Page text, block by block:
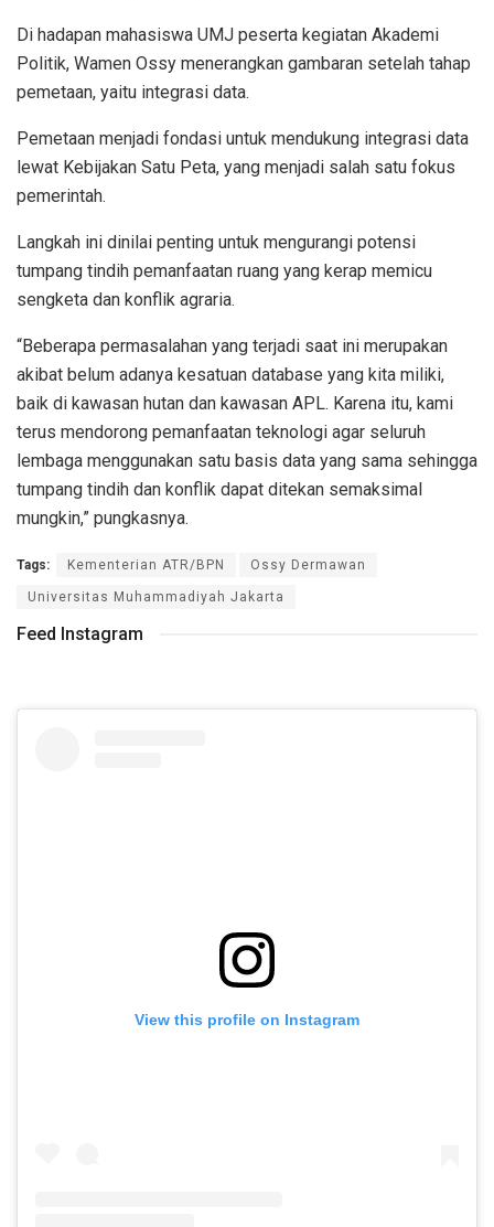
Di hadapan mahasiswa UMJ peserta kegiatan Akademi
Politik, Wamen Ossy menerangkan gambaran setelah tahap
pemetaan, yaitu integrasi data.
Pemetaan menjadi fondasi untuk mendukung integrasi data
lewat Kebijakan Satu Peta, yang menjadi salah satu fokus
pemerintah.
Langkah ini dinilai penting untuk mengurangi potensi
tumpang tindih pemanfaatan ruang yang kerap memicu
sengketa dan konflik agraria.
“Beberapa permasalahan yang terjadi saat ini merupakan
akibat belum adanya kesatuan database yang kita miliki,
baik di kawasan hutan dan kawasan APL. Karena itu, kami
terus mendorong pemanfaatan teknologi agar seluruh
lembaga menggunakan satu basis data yang sama sehingga
tumpang tindih dan konflik dapat ditekan semaksimal
mungkin,” pungkasnya.
Tags: Kementerian ATR/BPN Ossy Dermawan
Universitas Muhammadiyah Jakarta
Feed Instagram
View this profile on Instagram